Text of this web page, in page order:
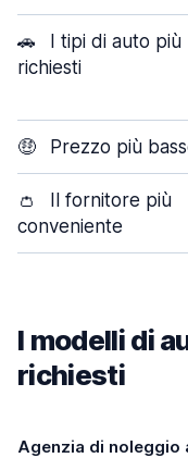
🚗
I tipi di auto più
richiesti
🤑 Prezzo più
👛
Il fornitore più
conveniente
I modelli di
richiesti
Agenzia di noleggio